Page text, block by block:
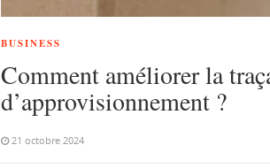
BUSINESS
Comment améliorer la
d’approvisionnement ?
21 octobre 2024